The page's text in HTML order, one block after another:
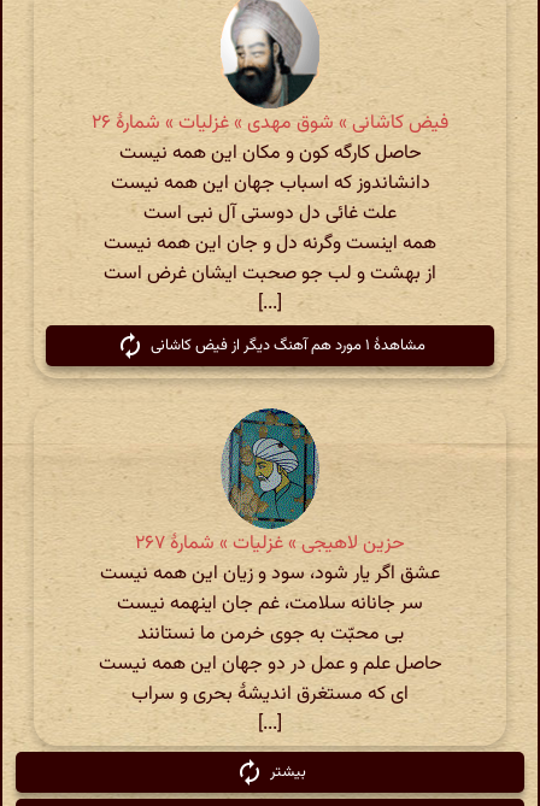
فیض کاشانی » شوق مهدی » غزلیات » شمارهٔ ۲۶
حاصل کارگه کون و مکان این همه نیست
دانش‏اندوز که اسباب جهان این همه نیست
علت غائی دل دوستی آل نبی است
همه اینست وگرنه دل و جان این همه نیست
از بهشت و لب جو صحبت ایشان غرض است
[...]
مشاهدهٔ ۱ مورد هم آهنگ دیگر از فیض کاشانی
حزین لاهیجی » غزلیات » شمارهٔ ۲۶۷
عشق اگر یار شود، سود و زیان این همه نیست
سر جانانه سلامت، غم جان اینهمه نیست
بی محبّت به جوی خرمن ما نستانند
حاصل علم و عمل در دو جهان این همه نیست
ای که مستغرق اندیشهٔ بحری و سراب
[...]
بیشتر